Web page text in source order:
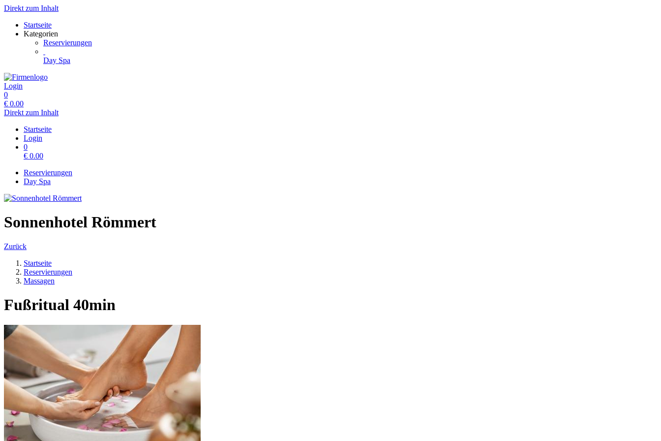
Direkt zum Inhalt
Startseite
Kategorien
Reservierungen
Day Spa
Login
0
€ 0.00
Direkt zum Inhalt
Startseite
Login
0
€ 0.00
Reservierungen
Day Spa
Sonnenhotel Römmert
Zurück
Startseite
Reservierungen
Massagen
Fußritual 40min